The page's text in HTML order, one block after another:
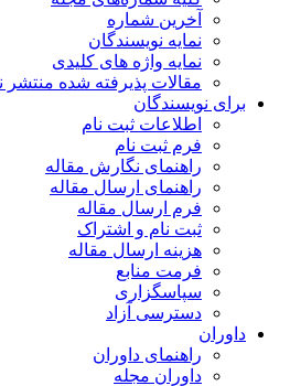
شماره
نویسندگان
واژه های کلیدی
پذیرفته شده منتشر نشده
ثبت نام
نگارش مقاله
ارسال مقاله
ارسال مقاله
نام و اشتراک
ارسال مقاله
آزاد
داوران
مجله